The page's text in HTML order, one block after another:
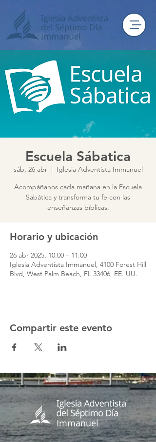
Escuela Sábatica
sáb, 26 abr
  |
Iglesia Adventista Immanuel
Acompáñanos cada mañana en la Escuela
Sabática y transforma tu fe con las
enseñanzas bíblicas.
Horario y ubicación
26 abr 2025, 10:00 – 11:00
Iglesia Adventista Immanuel, 4100 Forest Hill
Blvd, West Palm Beach, FL 33406, EE. UU.
Compartir este evento
Immanuel